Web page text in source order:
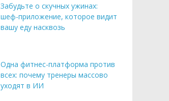
Забудьте о скучных ужинах:
шеф-приложение, которое видит
вашу еду насквозь
Одна фитнес-платформа против
всех: почему тренеры массово
уходят в ИИ